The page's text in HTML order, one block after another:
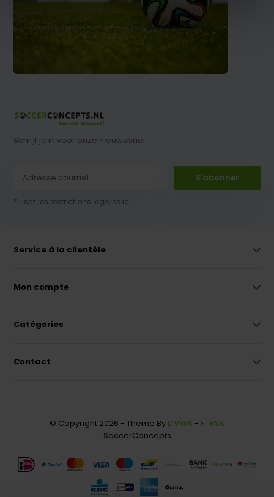
Schrijf je in voor onze nieuwsbrief
S'abonner
* Lisez les restrictions légales ici
Service à la clientèle
Mon compte
Catégories
Contact
© Copyright 2026 - Theme By DMWS - Fil RSS
SoccerConcepts